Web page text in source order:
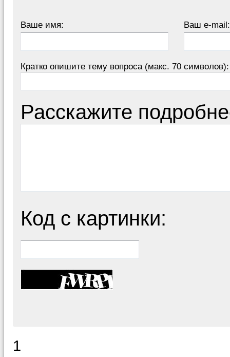
Ваше имя: Ваш e-mail:
Кратко опишите тему вопроса (макс. 70 символов):
Расскажите
Код с картинки:
1